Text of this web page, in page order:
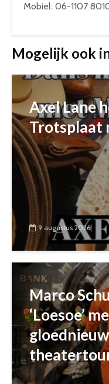
Mobiel: 06-1107
Mogelijk ook
Axel Lane
Trotsplaat
9 augustus 2026
Marco
‘Loesoe’